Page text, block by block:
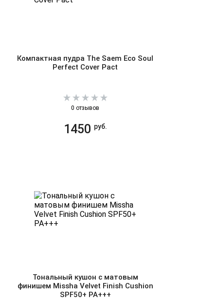
Компактная пудра The Saem Eco Soul
Perfect Cover Pact
0 отзывов
1450 руб.
Тональный кушон с матовым
финишем Missha Velvet Finish Cushion
SPF50+ PA+++